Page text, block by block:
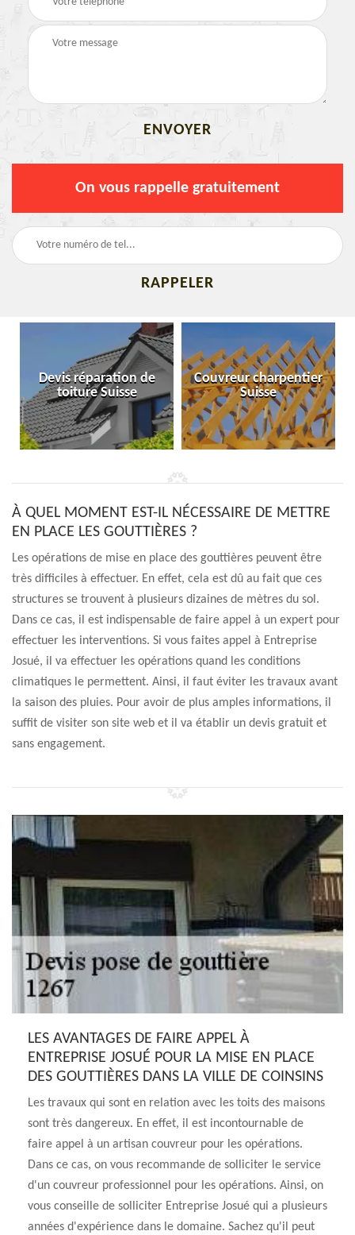
On vous rappelle gratuitement
Devis réparation de
toiture Suisse
Couvreur charpentier
Suisse
À QUEL MOMENT EST-IL NÉCESSAIRE DE METTRE
EN PLACE LES GOUTTIÈRES ?
Les opérations de mise en place des gouttières peuvent être
très difficiles à effectuer. En effet, cela est dû au fait que ces
structures se trouvent à plusieurs dizaines de mètres du sol.
Dans ce cas, il est indispensable de faire appel à un expert pour
effectuer les interventions. Si vous faites appel à Entreprise
Josué, il va effectuer les opérations quand les conditions
climatiques le permettent. Ainsi, il faut éviter les travaux avant
la saison des pluies. Pour avoir de plus amples informations, il
suffit de visiter son site web et il va établir un devis gratuit et
sans engagement.
LES AVANTAGES DE FAIRE APPEL À
ENTREPRISE JOSUÉ POUR LA MISE EN PLACE
DES GOUTTIÈRES DANS LA VILLE DE COINSINS
Les travaux qui sont en relation avec les toits des maisons
sont très dangereux. En effet, il est incontournable de
faire appel à un artisan couvreur pour les opérations.
Dans ce cas, on vous recommande de solliciter le service
d'un couvreur professionnel pour les opérations. Ainsi, on
vous conseille de solliciter Entreprise Josué qui a plusieurs
années d'expérience dans le domaine. Sachez qu'il peut